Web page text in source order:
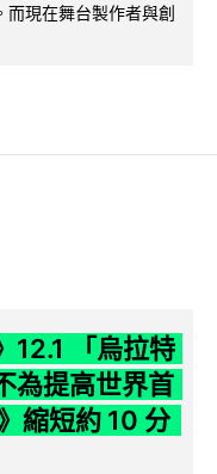
現在舞台製作者與創
12.1 「烏拉特
為提高世界首
縮短約 10 分